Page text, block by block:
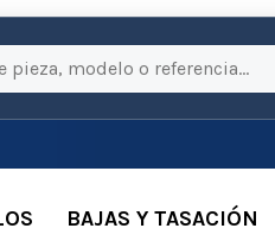
BAJAS Y TASACIÓN